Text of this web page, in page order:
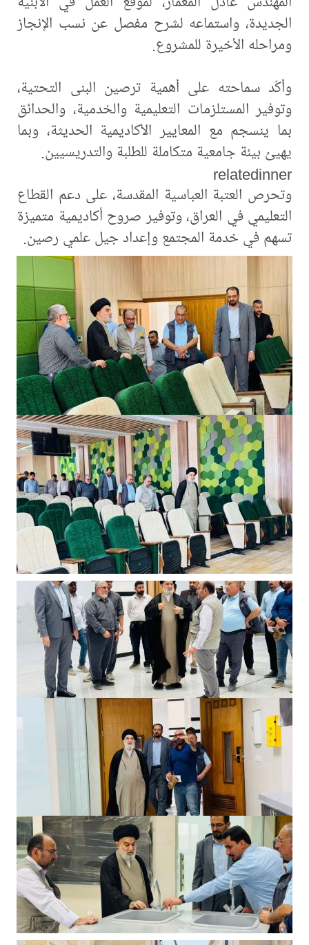
الجديدة، واستماعه لشرح مفصل عن نسب الإنجاز
ومراحله الأخيرة للمشروع.
وأكّد سماحته على أهمية ترصين البنى التحتية،
وتوفير المستلزمات التعليمية والخدمية، والحدائق
بما ينسجم مع المعايير الأكاديمية الحديثة، وبما
يهيئ بيئة جامعية متكاملة للطلبة والتدريسيين.
relatedinner
وتحرص العتبة العباسية المقدسة، على دعم القطاع
التعليمي في العراق، وتوفير صروح أكاديمية متميزة
تسهم في خدمة المجتمع وإعداد جيل علمي رصين.